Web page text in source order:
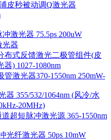
皮秒被动调Q激光器
激光器 75.5ps 200uW
光器
布式反馈激光二极管组件(皮
) 1027-1080nm
激光器370-1550nm 250mW-
355/532/1064nm (风冷/水
20MHz)
超短脉冲激光源 365-1550nm
光纤激光器 50ps 10mW